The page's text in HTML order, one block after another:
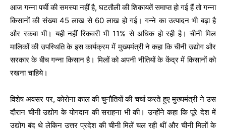
आज गन्ना पर्ची की समस्या नहीं है, घटतौली की शिकायतें समाप्त हो गई हैं तो गन्ना
किसानों की संख्या 45 लाख से 60 लाख हो गई। गन्ने का उत्पादन भी बढ़ा है
और रकबा भी। यही नहीं रिकवरी भी 11% से अधिक हो रही है। चीनी मिल
मालिकों की उपस्थिति के इस कार्यक्रम में मुख्यमंत्री ने कहा कि चीनी उद्योग और
सरकार के बीच गन्ना किसान है। मिलों को अपनी नीतियों के केंद्र में किसानों को
रखना चाहिये।
विशेष अवसर पर, कोरोना काल की चुनौतियों की चर्चा करते हुए मुख्यमंत्री ने उस
दौरान चीनी उद्योग के योगदान की सराहना भी की। उन्होंने कहा कि पूरे देश में
उद्योग बंद थे लेकिन उत्तर प्रदेश की चीनी मिलें चल रही थीं और चीनी मिलों के